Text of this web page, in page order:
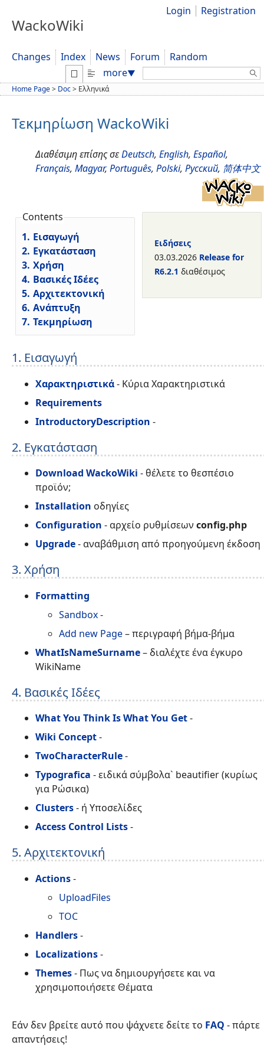
WackoWiki
Login Registration
Changes Index News Forum
Random
more▼ Search:
Home Page> Doc> Ελληνικά
Τεκμηρίωση WackoWiki
Διαθέσιμη επίσης σεDeutsch, English, Español,
Français, Magyar, Português, Polski, Русский, 简体中文
Contents
1. Εισαγωγή
2. Εγκατάσταση
3. Χρήση
4. Βασικές Ιδέες
5. Αρχιτεκτονική
6. Ανάπτυξη
7. Τεκμηρίωση
Ειδήσεις
03.03.2026 Release for
R6.2.1 διαθέσιμος
1. Εισαγωγή
Χαρακτηριστικά- Κύρια Χαρακτηριστικά
Requirements
IntroductoryDescription -
2. Εγκατάσταση
Download WackoWiki - θέλετε το θεσπέσιο
προϊόν;
Installation οδηγίες
Configuration - αρχείο ρυθμίσεων config.php
Upgrade- αναβάθμιση από προηγούμενη έκδοση
3. Χρήση
Formatting
Sandbox-
Add new Page– περιγραφή βήμα-βήμα
WhatIsNameSurname– διαλέχτε ένα έγκυρο
WikiName
4. Βασικές Ιδέες
What You Think Is What You Get-
Wiki Concept-
TwoCharacterRule-
Typografica - ειδικά σύμβολα` beautifier (κυρίως
για Ρώσικα)
Clusters- ή Υποσελίδες
Access Control Lists-
5. Αρχιτεκτονική
Actions-
UploadFiles
TOC
Handlers-
Localizations-
Themes- Πως να δημιουργήσετε και να
χρησιμοποιήσετε Θέματα
Εάν δεν βρείτε αυτό που ψάχνετε δείτε το FAQ - πάρτε
απαντήσεις!